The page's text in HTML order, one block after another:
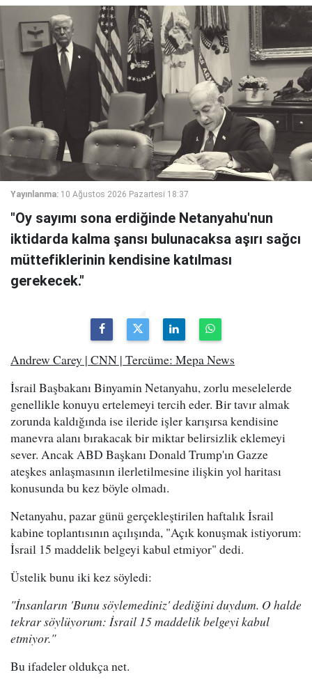
Yayınlanma: 10 Ağustos 2026 Pazartesi 18:37
"Oy sayımı sona erdiğinde Netanyahu'nun
iktidarda kalma şansı bulunacaksa aşırı sağcı
müttefiklerinin kendisine katılması
gerekecek."
Andrew Carey | CNN | Tercüme: Mepa News
İsrail Başbakanı Binyamin Netanyahu, zorlu meselelerde
genellikle konuyu ertelemeyi tercih eder. Bir tavır almak
zorunda kaldığında ise ileride işler karışırsa kendisine
manevra alanı bırakacak bir miktar belirsizlik eklemeyi
sever. Ancak ABD Başkanı Donald Trump'ın Gazze
ateşkes anlaşmasının ilerletilmesine ilişkin yol haritası
konusunda bu kez böyle olmadı.
Netanyahu, pazar günü gerçekleştirilen haftalık İsrail
kabine toplantısının açılışında, "Açık konuşmak istiyorum:
İsrail 15 maddelik belgeyi kabul etmiyor" dedi.
Üstelik bunu iki kez söyledi:
"İnsanların 'Bunu söylemediniz' dediğini duydum. O halde
tekrar söylüyorum: İsrail 15 maddelik belgeyi kabul
etmiyor."
Bu ifadeler oldukça net.